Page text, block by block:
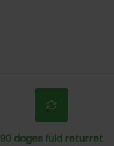
90 dages fuld returret